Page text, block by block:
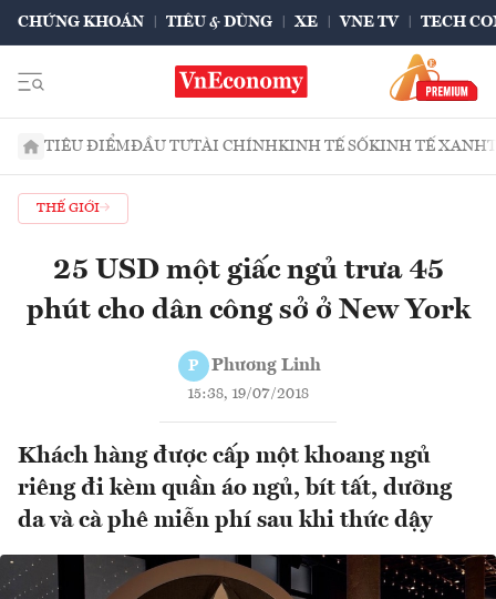
CHỨNG KHOÁN TIÊU & DÙNG XE VNE TV TECH
TIÊU ĐIỂMĐẦU TƯTÀI CHÍNHKINH TẾ SỐKINH TẾ XANH
THẾ GIỚI
25 USD một giấc ngủ trưa 45
phút cho dân công sở ở New York
P Phương Linh
15:38, 19/07/2018
Khách hàng được cấp một khoang ngủ
riêng đi kèm quần áo ngủ, bít tất, dưỡng
da và cà phê miễn phí sau khi thức dậy